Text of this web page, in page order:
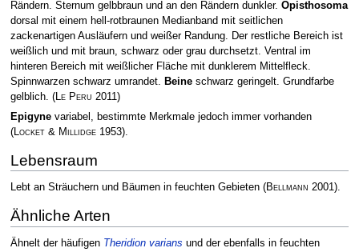
Rändern. Sternum gelbbraun und an den Rändern dunkler. Opisthosoma
dorsal mit einem hell-rotbraunen Medianband mit seitlichen
zackenartigen Ausläufern und weißer Randung. Der restliche Bereich ist
weißlich und mit braun, schwarz oder grau durchsetzt. Ventral im
hinteren Bereich mit weißlicher Fläche mit dunklerem Mittelfleck.
Spinnwarzen schwarz umrandet.
Beineschwarz geringelt. Grundfarbe
gelblich. (Le Peru 2011)
Epigynevariabel, bestimmte Merkmale jedoch immer vorhanden
(Locket & Millidge1953).
Lebensraum
Lebt an Sträuchern und Bäumen in feuchten Gebieten (Bellmann 2001).
Ähnliche Arten
Ähnelt der häufigen Theridion varians und der ebenfalls in feuchten